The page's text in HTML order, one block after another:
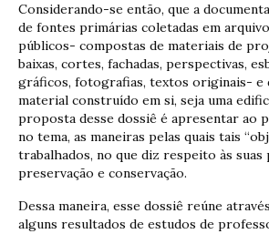
Considerando-se então, que a
de fontes primárias coletadas em
públicos- compostas de materiais de
baixas, cortes, fachadas, perspectivas,
gráficos, fotografias, textos originais-
material construído em si, seja uma
proposta desse dossiê é apresentar ao
no tema, as maneiras pelas quais tais
trabalhados, no que diz respeito às suas
preservação e conservação.
Dessa maneira, esse dossiê reúne
alguns resultados de estudos de